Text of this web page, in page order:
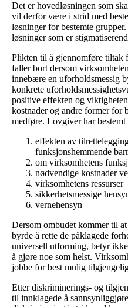
Det er hovedløsningen som
vil derfor være i strid med
løsninger for bestemte
løsninger som er
Plikten til å gjennomføre tiltak
faller bort dersom
innebære en uforholdsmessig
konkrete
positive effekten og
kostnader og andre former for
medføre. Lovgiver har
effekten av
funksjonshemmende
om virksomhetens
nødvendige kostnader
virksomhetens ressurser
sikkerhetsmessige
vernehensyn
Dersom ombudet kommer til
byrde å rette de påklagede
universell utforming, betyr
å gjøre noe som helst.
jobbe for best mulig
Etter diskriminerings- og
til innklagede å